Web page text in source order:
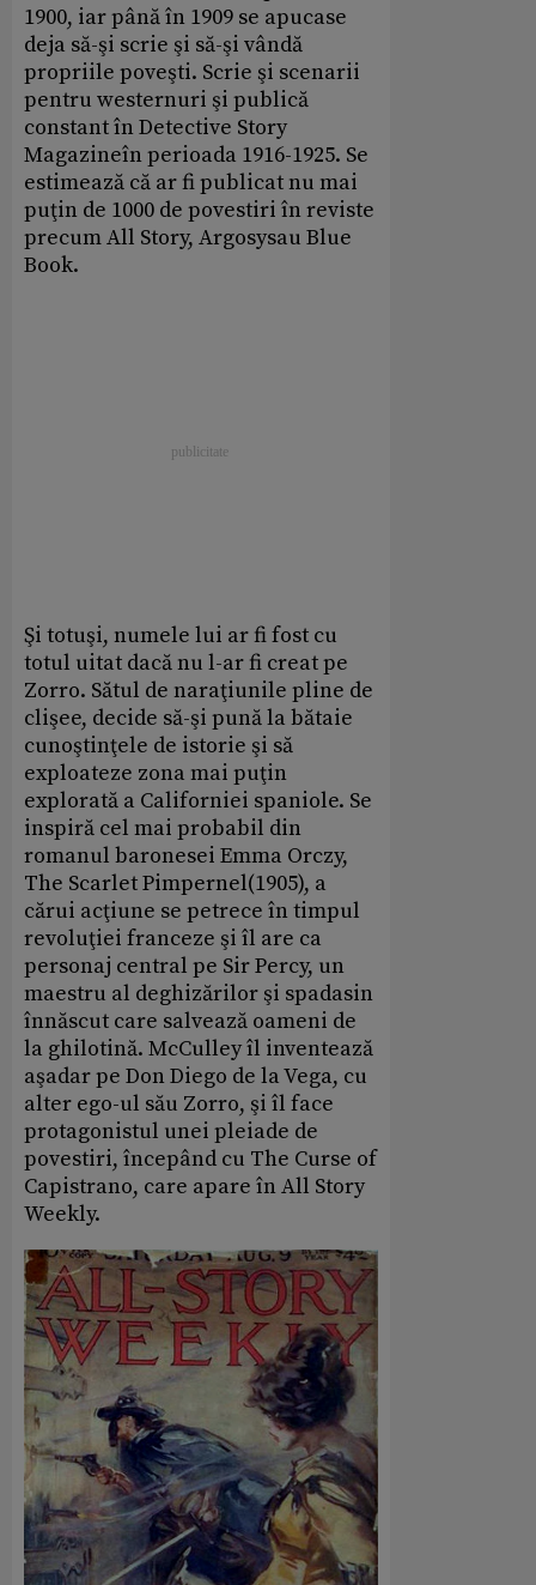
1900, iar până în 1909 se apucase
deja să-şi scrie şi să-şi vândă
propriile poveşti. Scrie şi scenarii
pentru westernuri şi publică
constant în Detective Story
Magazineîn perioada 1916-1925. Se
estimează că ar fi publicat nu mai
puţin de 1000 de povestiri în reviste
precum All Story, Argosysau Blue
Book.
Şi totuşi, numele lui ar fi fost cu
totul uitat dacă nu l-ar fi creat pe
Zorro. Sătul de naraţiunile pline de
clişee, decide să-şi pună la bătaie
cunoştinţele de istorie şi să
exploateze zona mai puţin
explorată a Californiei spaniole. Se
inspiră cel mai probabil din
romanul baronesei Emma Orczy,
The Scarlet Pimpernel(1905), a
cărui acţiune se petrece în timpul
revoluţiei franceze şi îl are ca
personaj central pe Sir Percy, un
maestru al deghizărilor şi spadasin
înnăscut care salvează oameni de
la ghilotină. McCulley îl inventează
aşadar pe Don Diego de la Vega, cu
alter ego-ul său Zorro, şi îl face
protagonistul unei pleiade de
povestiri, începând cu The Curse of
Capistrano, care apare în All Story
Weekly.